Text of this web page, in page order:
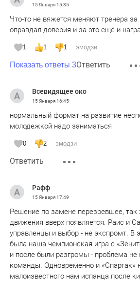
15 Января15:35
Что-то не вяжется меняют тренера за
оправдал доверия и за это ещё и
1 1 1 эмодзи
Показать ответы 3Ответить
Всевидящее око
15 Января16:45
нормальный формат на развитие
молодежкой надо заниматься
0 2 эмодзи
Ответить
Рафф
15 Января17:49
Решение по замене перезревшее, так
движения вверх появляется. Раис и
управленцы и выбор - не экспромт. В
была наша чемпионская игра с
и после были разгромы - проблема не
команды. Одновременно и «Спартак»
малоизвестного нам испанца после